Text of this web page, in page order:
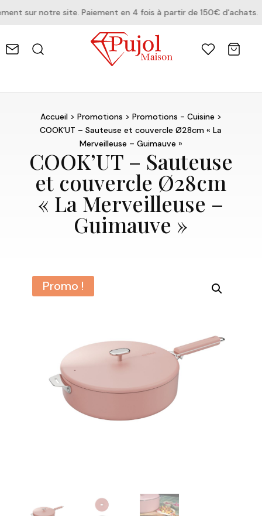
sur notre site. Paiement en 4 fois à partir de 150€ d'achats.
Accueil> Promotions > Promotions - Cuisine>
COOK’UT – Sauteuse et couvercle Ø28cm « La
Merveilleuse – Guimauve »
COOK’UT – Sauteuse
et couvercle Ø28cm
« La Merveilleuse –
Guimauve »
Promo !